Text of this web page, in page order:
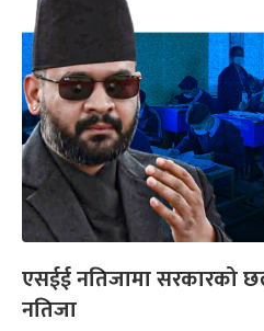
एसईई नतिजामा सरकारको
नतिजा